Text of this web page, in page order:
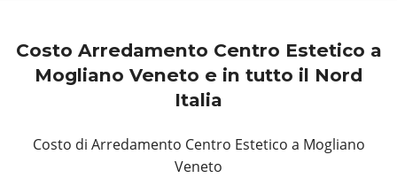
Costo Arredamento Centro Estetico a
Mogliano Veneto e in tutto il Nord
Italia
Costo di Arredamento Centro Estetico a Mogliano
Veneto